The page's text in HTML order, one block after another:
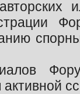
активной